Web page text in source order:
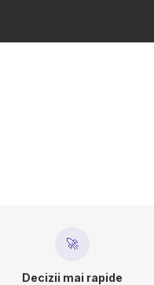
🚀
Decizii mai rapide